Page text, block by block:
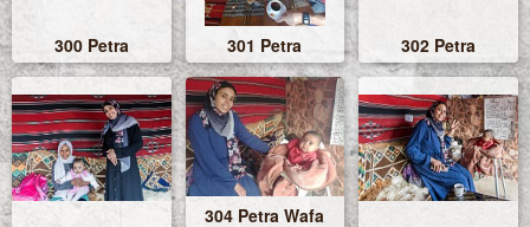
300 Petra 301 Petra 302 Petra
304 Petra Wafa